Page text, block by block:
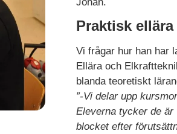
Praktisk ellära
Vi frågar hur han har
Ellära och
blanda teoretiskt
”-Vi delar upp
Eleverna tycker de
blocket efter